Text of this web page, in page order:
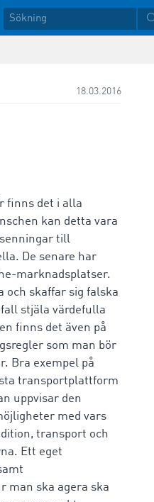
18.03.2016
finns det i alla
kan detta vara
till
De senare har
marknadsplatser.
och skaffar sig falska
stjäla värdefulla
finns det även på
som man bör
Bra exempel på
transportplattform
uppvisar den
med vars
transport och
Ett eget
man ska agera ska